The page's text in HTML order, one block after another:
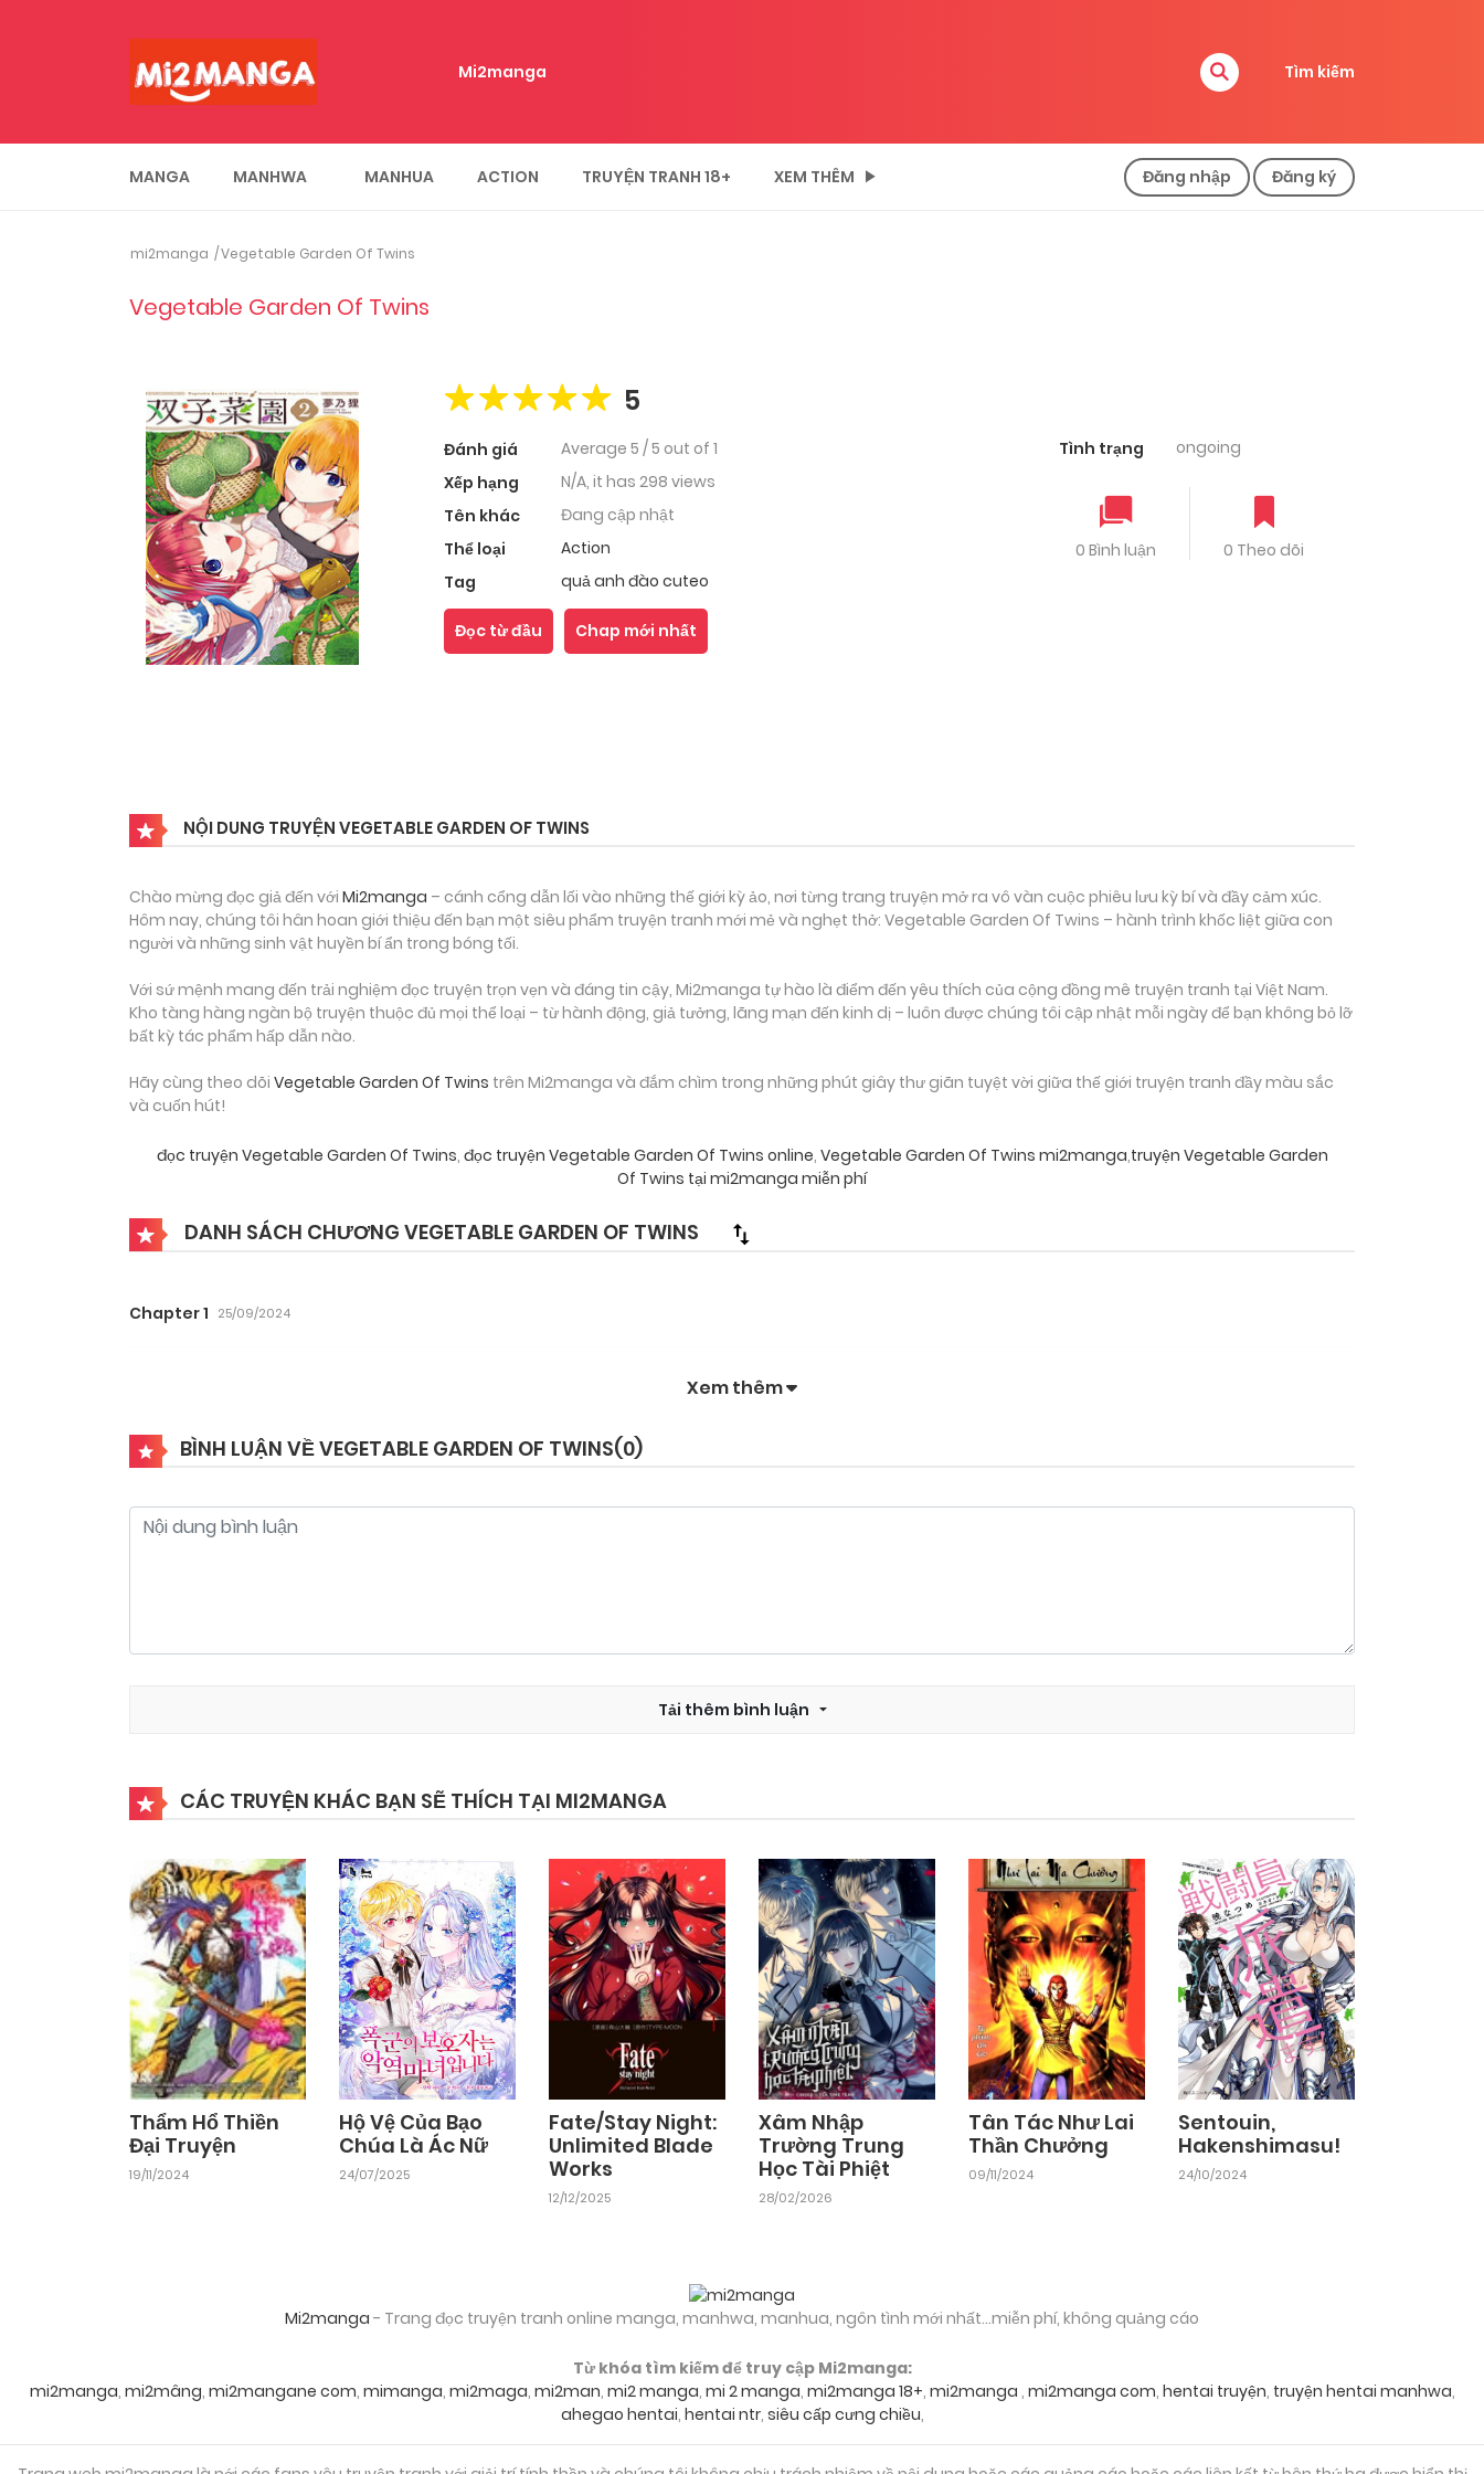
Mi2manga Tìm kiếm
MANGA MANHWA MANHUA ACTION TRUYỆN TRANH 18+ XEM THÊM Đăng nhập Đăng ký
mi2manga Vegetable Garden Of Twins
Vegetable Garden Of Twins
5
Đánh giá Average 5 /5 out of 1
Xếp hạng
N/A, it has 298 views
Tên khác
Đang cập nhật
Thể loại
Action
Tag
quả anh đào cuteo
Tình trạng ongoing
0 Bình luận 0 Theo dõi
Đọc từ đầu Chap mới nhất
NỘI DUNG TRUYỆN VEGETABLE GARDEN OF TWINS
Chào mừng đọc giả đến với Mi2manga – cánh cổng dẫn lối vào những thế giới kỳ ảo, nơi từng trang truyện mở ra vô vàn cuộc phiêu lưu kỳ bí và đầy cảm xúc.
Hôm nay, chúng tôi hân hoan giới thiệu đến bạn một siêu phẩm truyện tranh mới mẻ và nghẹt thở: Vegetable Garden Of Twins – hành trình khốc liệt giữa con
người và những sinh vật huyền bí ẩn trong bóng tối.
Với sứ mệnh mang đến trải nghiệm đọc truyện trọn vẹn và đáng tin cậy, Mi2manga tự hào là điểm đến yêu thích của cộng đồng mê truyện tranh tại Việt Nam.
Kho tàng hàng ngàn bộ truyện thuộc đủ mọi thể loại – từ hành động, giả tưởng, lãng mạn đến kinh dị – luôn được chúng tôi cập nhật mỗi ngày để bạn không bỏ lỡ
bất kỳ tác phẩm hấp dẫn nào.
Hãy cùng theo dõi Vegetable Garden Of Twins trên Mi2manga và đắm chìm trong những phút giây thư giãn tuyệt vời giữa thế giới truyện tranh đầy màu sắc
và cuốn hút!
đọc truyện Vegetable Garden Of Twins, đọc truyện Vegetable Garden Of Twins online, Vegetable Garden Of Twins mi2manga,truyện Vegetable Garden
Of Twins tại mi2manga miễn phí
DANH SÁCH CHƯƠNG VEGETABLE GARDEN OF TWINS
Chapter 1 25/09/2024
Xem thêm
BÌNH LUẬN VỀ VEGETABLE GARDEN OF TWINS(0)
Tải thêm bình luận
CÁC TRUYỆN KHÁC BẠN SẼ THÍCH TẠI MI2MANGA
Thẩm Hổ Thiền
Đại Truyện
19/11/2024
Hộ Vệ Của Bạo
Chúa Là Ác Nữ
24/07/2025
Fate/Stay Night:
Unlimited Blade
Works
12/12/2025
Xâm Nhập
Trường Trung
Học Tài Phiệt
28/02/2026
Tân Tác Như Lai
Thần Chưởng
09/11/2024
Sentouin,
Hakenshimasu!
24/10/2024
Mi2manga - Trang đọc truyện tranh online manga, manhwa, manhua, ngôn tình mới nhất...miễn phí, không quảng cáo
Từ khóa tìm kiếm để truy cập Mi2manga:
mi2manga, mi2mâng, mi2mangane com, mimanga, mi2maga, mi2man, mi2 manga, mi 2 manga, mi2manga 18+, mi2manga , mi2manga com, hentai truyện, truyện hentai manhwa,
ahegao hentai, hentai ntr, siêu cấp cưng chiều,